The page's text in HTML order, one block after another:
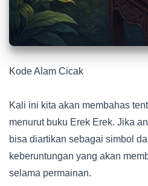
Kode Alam Cicak
Kali ini kita akan membahas
menurut buku Erek Erek. Jika
bisa diartikan sebagai simbol
keberuntungan yang akan
selama permainan.